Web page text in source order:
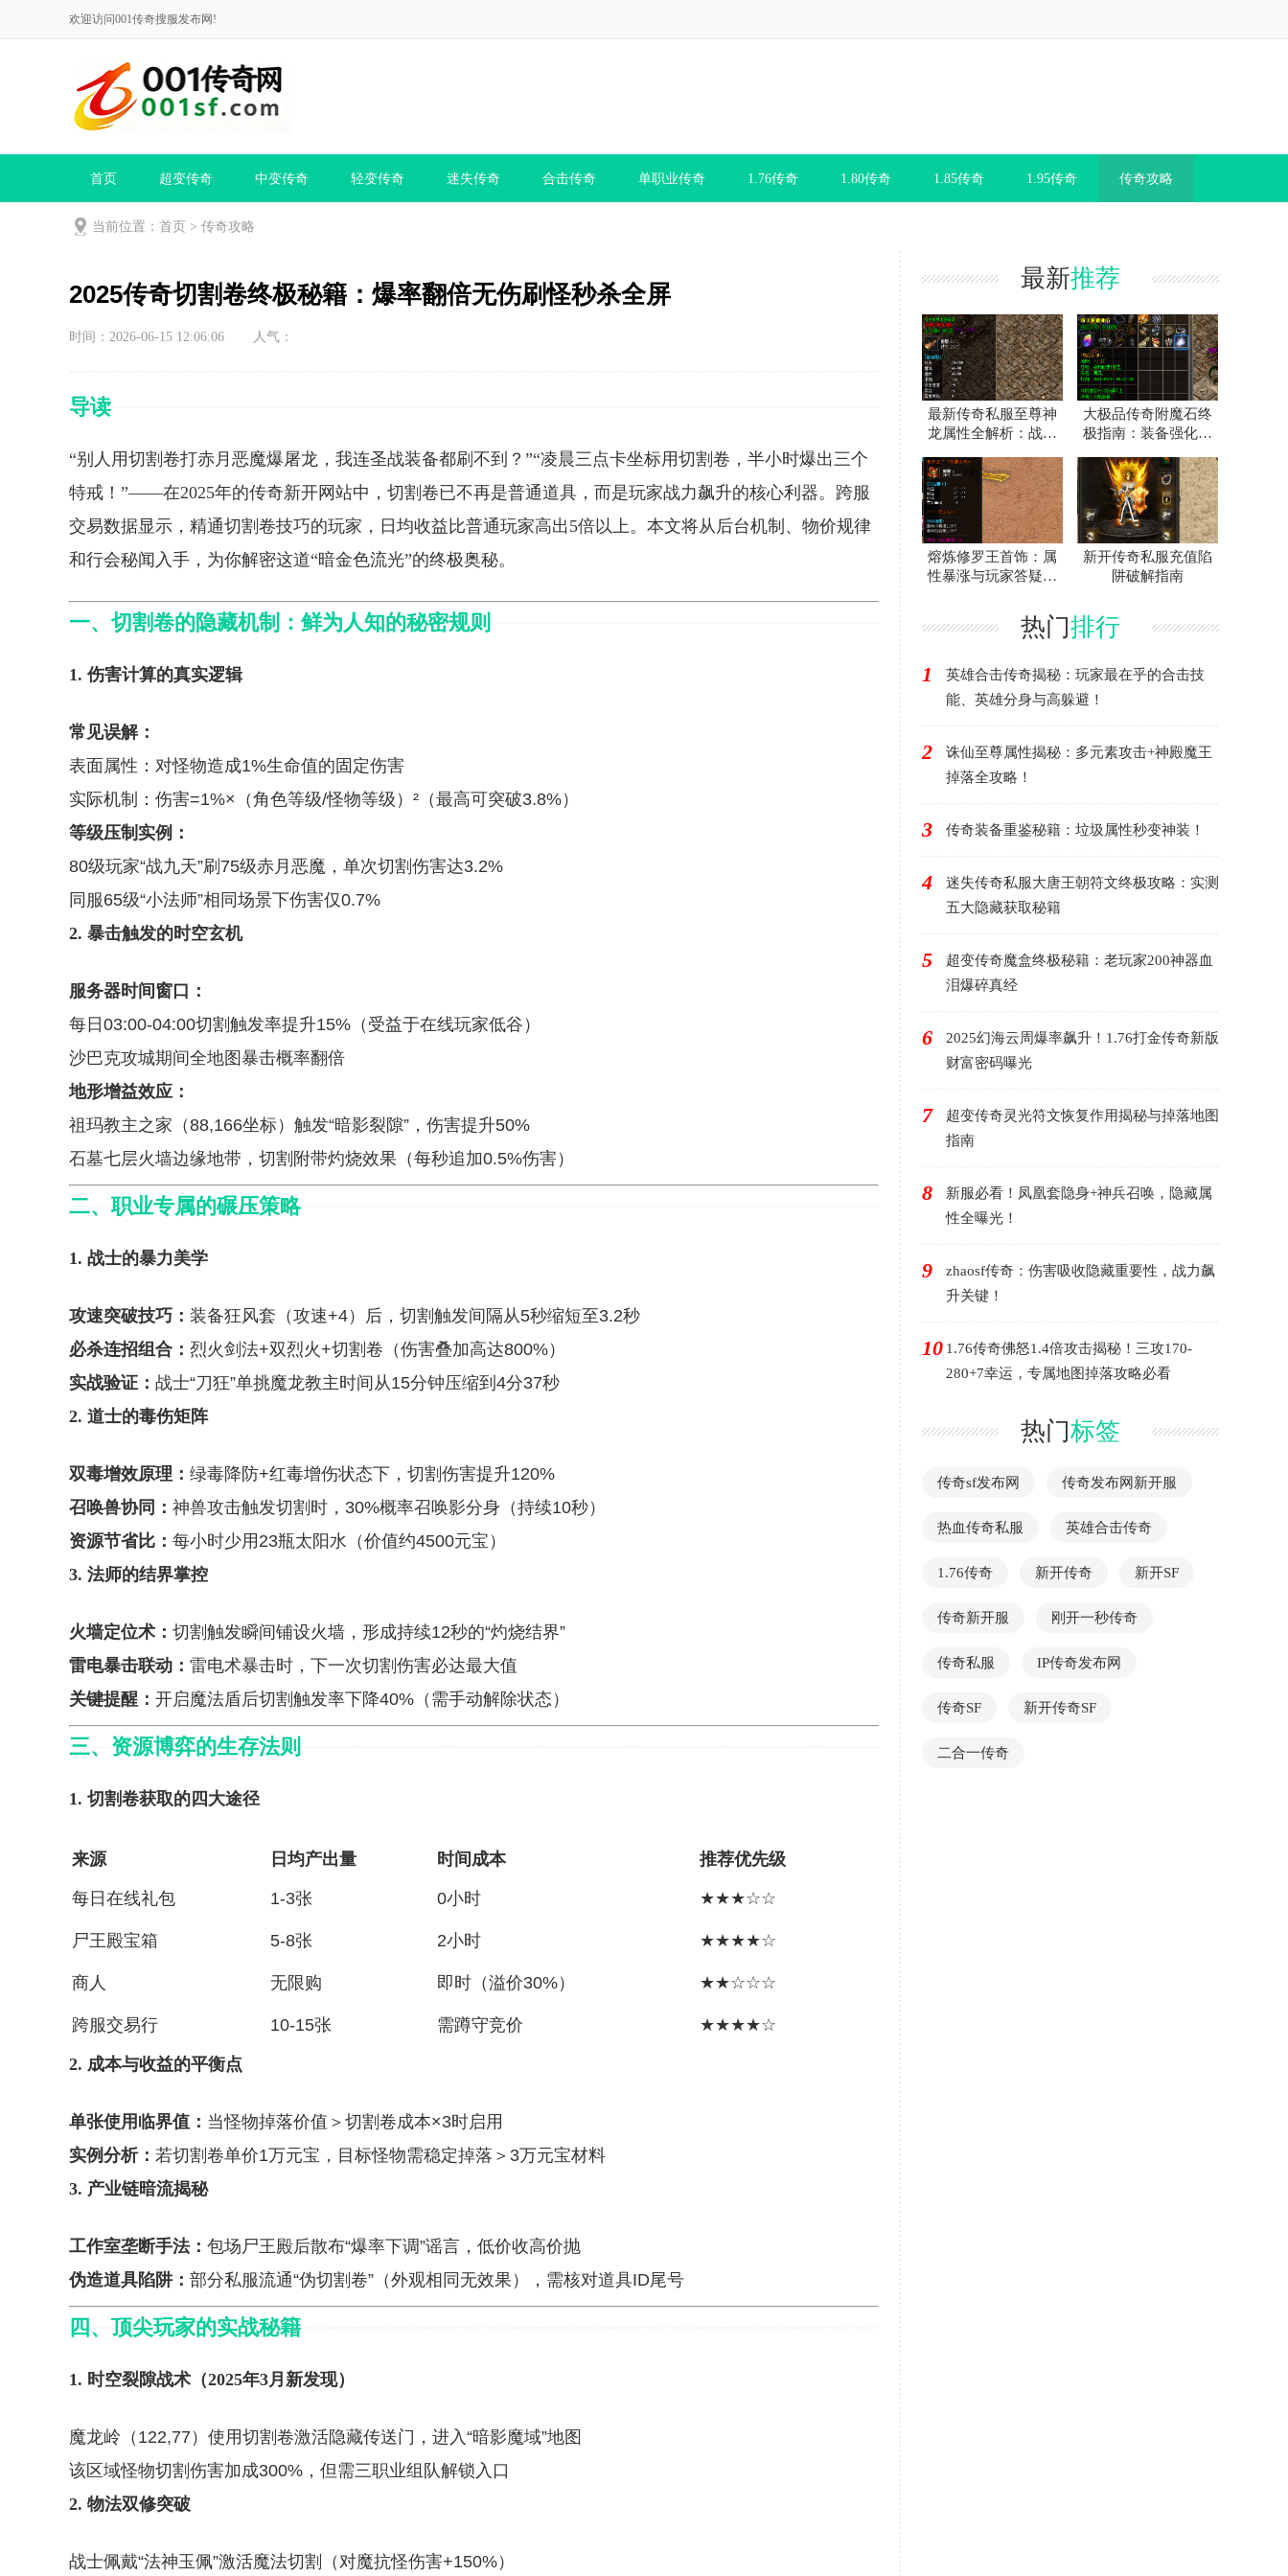
欢迎访问001传奇搜服发布网!
首页 超变传奇 中变传奇 轻变传奇 迷失传奇 合击传奇 单职业传奇 1.76传奇 1.80传奇 1.85传奇 1.95传奇 传奇攻略
当前位置： 首页 > 传奇攻略
2025传奇切割卷终极秘籍：爆率翻倍无伤刷怪秒杀全屏
时间：2026-06-15 12:06:06 人气：
导读
“别人用切割卷打赤月恶魔爆屠龙，我连圣战装备都刷不到？”“凌晨三点卡坐标用切割卷，半小时爆出三个
特戒！”——在2025年的传奇新开网站中，切割卷已不再是普通道具，而是玩家战力飙升的核心利器。跨服
交易数据显示，精通切割卷技巧的玩家，日均收益比普通玩家高出5倍以上。本文将从后台机制、物价规律
和行会秘闻入手，为你解密这道“暗金色流光”的终极奥秘。
一、切割卷的隐藏机制：鲜为人知的秘密规则
1. 伤害计算的真实逻辑
常见误解：
表面属性：对怪物造成1%生命值的固定伤害
实际机制：伤害=1%×（角色等级/怪物等级）²（最高可突破3.8%）
等级压制实例：
80级玩家“战九天”刷75级赤月恶魔，单次切割伤害达3.2%
同服65级“小法师”相同场景下伤害仅0.7%
2. 暴击触发的时空玄机
服务器时间窗口：
每日03:00-04:00切割触发率提升15%（受益于在线玩家低谷）
沙巴克攻城期间全地图暴击概率翻倍
地形增益效应：
祖玛教主之家（88,166坐标）触发“暗影裂隙”，伤害提升50%
石墓七层火墙边缘地带，切割附带灼烧效果（每秒追加0.5%伤害）
二、职业专属的碾压策略
1. 战士的暴力美学
攻速突破技巧： 装备狂风套（攻速+4）后，切割触发间隔从5秒缩短至3.2秒
必杀连招组合： 烈火剑法+双烈火+切割卷（伤害叠加高达800%）
实战验证： 战士“刀狂”单挑魔龙教主时间从15分钟压缩到4分37秒
2. 道士的毒伤矩阵
双毒增效原理： 绿毒降防+红毒增伤状态下，切割伤害提升120%
召唤兽协同： 神兽攻击触发切割时，30%概率召唤影分身（持续10秒）
资源节省比： 每小时少用23瓶太阳水（价值约4500元宝）
3. 法师的结界掌控
火墙定位术： 切割触发瞬间铺设火墙，形成持续12秒的“灼烧结界”
雷电暴击联动： 雷电术暴击时，下一次切割伤害必达最大值
关键提醒： 开启魔法盾后切割触发率下降40%（需手动解除状态）
三、资源博弈的生存法则
1. 切割卷获取的四大途径
来源 日均产出量 时间成本 推荐优先级
每日在线礼包 1-3张 0小时 ★★★☆☆
尸王殿宝箱 5-8张 2小时 ★★★★☆
商人 无限购 即时（溢价30%） ★★☆☆☆
跨服交易行 10-15张 需蹲守竞价 ★★★★☆
2. 成本与收益的平衡点
单张使用临界值： 当怪物掉落价值＞切割卷成本×3时启用
实例分析： 若切割卷单价1万元宝，目标怪物需稳定掉落＞3万元宝材料
3. 产业链暗流揭秘
工作室垄断手法： 包场尸王殿后散布“爆率下调”谣言，低价收高价抛
伪造道具陷阱： 部分私服流通“伪切割卷”（外观相同无效果），需核对道具ID尾号
四、顶尖玩家的实战秘籍
1. 时空裂隙战术（2025年3月新发现）
魔龙岭（122,77）使用切割卷激活隐藏传送门，进入“暗影魔域”地图
该区域怪物切割伤害加成300%，但需三职业组队解锁入口
2. 物法双修突破
战士佩戴“法神玉佩”激活魔法切割（对魔抗怪伤害+150%）
最新推荐
最新传奇私服至尊神
龙属性全解析：战士
大极品传奇附魔石终
极指南：装备强化作
熔炼修罗王首饰：属
性暴涨与玩家答疑终
新开传奇私服充值陷
阱破解指南
热门排行
1
英雄合击传奇揭秘：玩家最在乎的合击技
能、英雄分身与高躲避！
2
诛仙至尊属性揭秘：多元素攻击+神殿魔王
掉落全攻略！
3 传奇装备重鉴秘籍：垃圾属性秒变神装！
4
迷失传奇私服大唐王朝符文终极攻略：实测
五大隐藏获取秘籍
5
超变传奇魔盒终极秘籍：老玩家200神器血
泪爆碎真经
6
2025幻海云周爆率飙升！1.76打金传奇新版
财富密码曝光
7
超变传奇灵光符文恢复作用揭秘与掉落地图
指南
8
新服必看！凤凰套隐身+神兵召唤，隐藏属
性全曝光！
9
zhaosf传奇：伤害吸收隐藏重要性，战力飙
升关键！
10 1.76传奇佛怒1.4倍攻击揭秘！三攻170-
280+7幸运，专属地图掉落攻略必看
热门标签
传奇sf发布网 传奇发布网新开服
热血传奇私服 英雄合击传奇
1.76传奇 新开传奇 新开SF
传奇新开服 刚开一秒传奇
传奇私服 IP传奇发布网
传奇SF 新开传奇SF
二合一传奇